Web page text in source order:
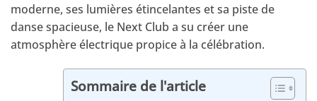
moderne, ses lumières étincelantes et sa piste de
danse spacieuse, le Next Club a su créer une
atmosphère électrique propice à la célébration.
Sommaire de l'article